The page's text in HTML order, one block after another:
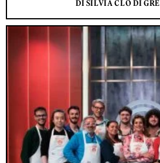
DI SILVIA CLO DI